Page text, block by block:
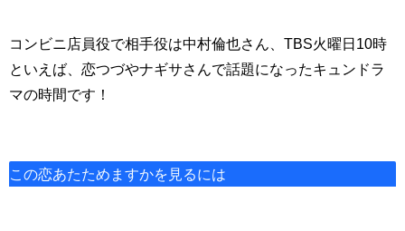
コンビニ店員役で相手役は中村倫也さん、TBS火曜日10時
といえば、恋つづやナギサさんで話題になったキュンドラ
マの時間です！
この恋あたためますかを見るには